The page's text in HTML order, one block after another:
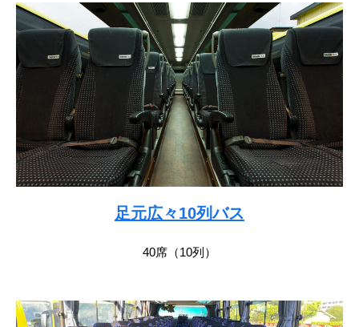
足元広々10列バス
40席（10列）